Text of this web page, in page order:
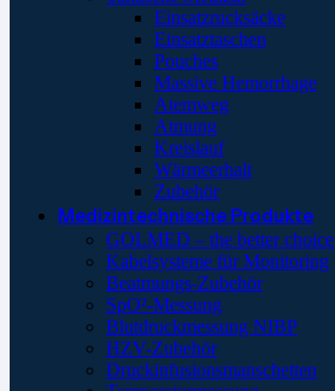
Einsatzrucksäcke
Einsatztaschen
Pouches
Massive Hemorrhage
Atemweg
Atmung
Kreislauf
Wärmeerhalt
Zubehör
Medizintechnische Produkte
GOLMED – the better choice
Kabelsysteme für Monitoring
Beatmungs-Zubehör
SpO²-Messung
Blutdruckmessung NIBP
HZV-Zubehör
Druckinfusionsmanschetten